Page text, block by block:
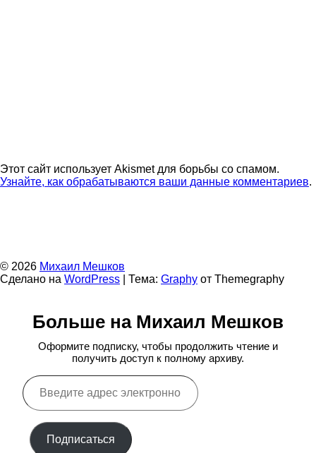
Этот сайт использует Akismet для борьбы со спамом.
Узнайте, как обрабатываются ваши данные комментариев.
© 2026 Михаил Мешков
Сделано на WordPress Тема: Graphy от Themegraphy
Больше на Михаил Мешков
Оформите подписку, чтобы продолжить чтение и
получить доступ к полному архиву.
Введите
адрес
электронной
Подписаться